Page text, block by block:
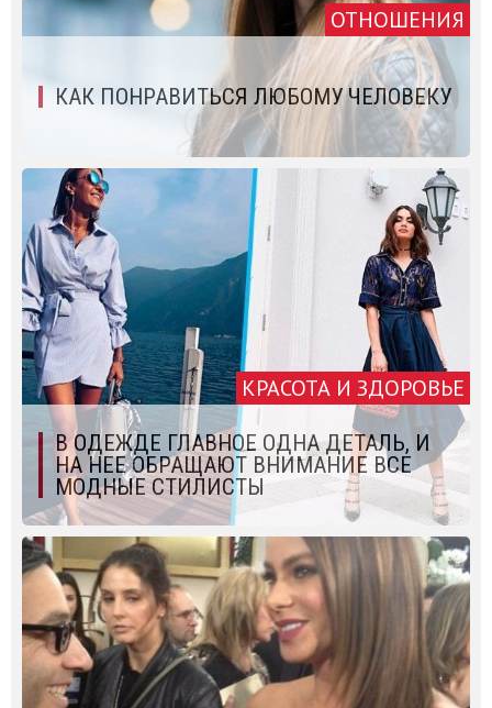
ОТНОШЕНИЯ
КАК ПОНРАВИТЬСЯ ЛЮБОМУ ЧЕЛОВЕКУ
КРАСОТА И ЗДОРОВЬЕ
В ОДЕЖДЕ ГЛАВНОЕ ОДНА ДЕТАЛЬ, И
НА НЕЕ ОБРАЩАЮТ ВНИМАНИЕ ВСЕ
МОДНЫЕ СТИЛИСТЫ